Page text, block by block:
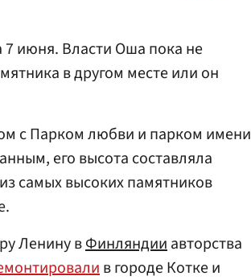
июня. Власти Оша пока не
в другом месте или он
с Парком любви и парком имени
его высота составляла
самых высоких памятников
Ленину вФинляндииавторства
в городе Котке и